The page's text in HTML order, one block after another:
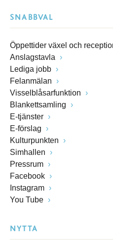
SNABBVAL
Öppettider växel och
Anslagstavla
Lediga jobb
Felanmälan
Visselblåsarfunktion
Blankettsamling
E-tjänster
E-förslag
Kulturpunkten
Simhallen
Pressrum
Facebook
Instagram
You Tube
NYTTA